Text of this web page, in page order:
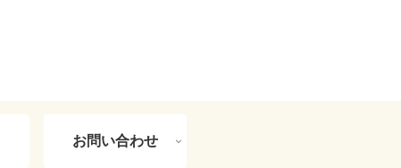
お問い合わせ